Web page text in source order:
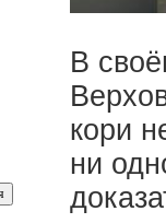
В
кори
ни